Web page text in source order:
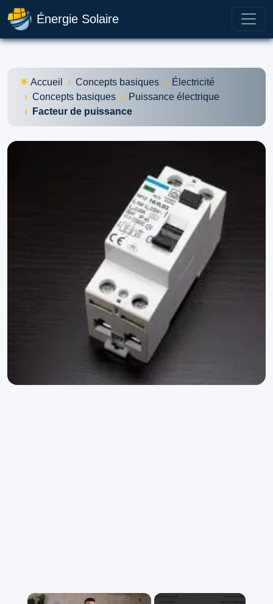
Énergie Solaire
Accueil Concepts basiques
Électricité
Concepts basiques
Puissance électrique
Facteur de puissance
×